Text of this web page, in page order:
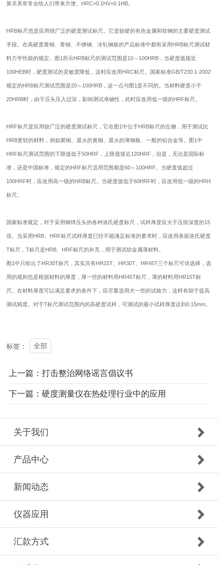
算关系常常会给人们带来方便。HRC=0.1HV=0.1HB。
HRB标尺也是应用很广泛的硬度测试标尺。它是较硬的有色金属和软钢的主要硬度测试
手段。在高硬度黄铜、青铜、不锈钢、冷轧钢板的产品标准中都有采用HRB标尺测试材
料力学性能的规定。图1所示HRB标尺的测试范围是10～100HRB，当硬度值接近
100HEB时，硬度测试的灵敏度降低，这时应改用HRC标尺。国家标准GB/T230.1-2002
规定的HRB标尺测试范围是20～100HRB，这一点与图1是不同的。当材料硬度小于
20HRB时，由于压头压入过深，影响测试准确性，此时应改用低一级的HRF标尺。
HRF标尺是应用较广泛的硬度测试标尺，它在图1中位于HRB标尺的左侧，用于测试比
HRB更软的材料，例如紫铜、退火的黄铜、退火的薄钢板、一般的铝合金等。图1中
HRF标尺测试范围的下限值低于50HRF，上限值接近120HRF，但是，无论是国际标
准，还是中国标准，规定的HRF标尺适用范围都是60～100HRF。当硬度值超过
100HRF时，应改用高一级的HRB标尺。当硬度值低于60HRF时，应改用低一级的HRH
标尺。
国家标准规定，对于采用钢球压头的各种洛氏硬度标尺，试样厚度应大于压痕深度的15
倍。当采用HRB、HRF标尺试样厚度已经不能满足标准的要求时，应改用表面洛氏硬度
T标尺，T标尺是HRB、HRF标尺的补充，用于测试软金属薄材料。
图1中只给出了HR30T标尺，其实共有HR15T、HR30T、HR45T三个标尺可供选择，选
用的规则也是根据材料的厚度，厚一些的材料用HR45T标尺，薄的材料用HR15T标
尺。在材料厚度可以满足要求的条件下，应尽量选用大一些的试验力，这样有助于提高
测试精度。对于T标尺测试范围内的高硬度试样，可测试的最小试样厚度达到0.15mm。
标签： 全部
上一篇：打击整治网络谣言倡议书
下一篇：硬度测量仪在热处理行业中的应用
关于我们
产品中心
新闻动态
仪器应用
汇款方式